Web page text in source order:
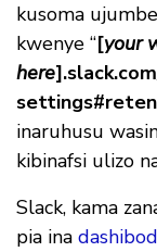
kusoma
kwenye “[your
here
inaruhusu
kibinafsi ulizo
Slack, kama
pia ina